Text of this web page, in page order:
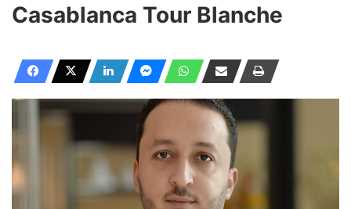
Casablanca Tour Blanche